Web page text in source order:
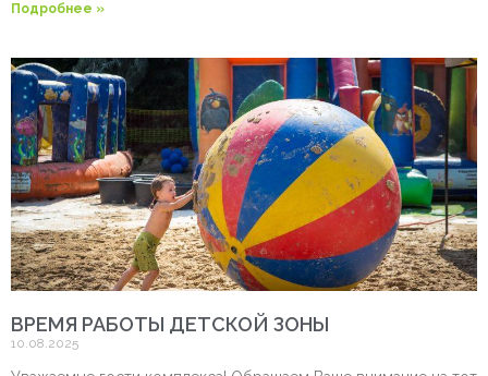
Подробнее »
ВРЕМЯ РАБОТЫ ДЕТСКОЙ ЗОНЫ
10.08.2025